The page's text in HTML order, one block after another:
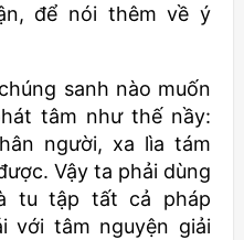
để nói thêm về ý
sanh nào muốn
tâm như thế nầy:
người, xa lìa tám
Vậy ta phải dùng
tu tập tất cả pháp
với tâm nguyện giải